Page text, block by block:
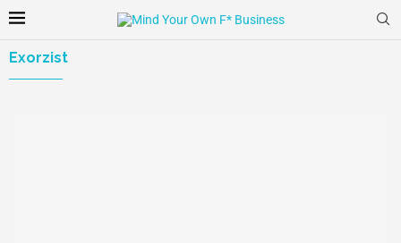
Exorzist